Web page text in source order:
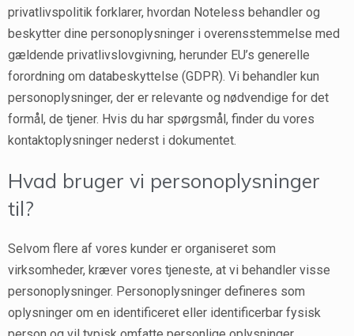
privatlivspolitik forklarer, hvordan Noteless behandler og
beskytter dine personoplysninger i overensstemmelse med
gældende privatlivslovgivning, herunder EU’s generelle
forordning om databeskyttelse (GDPR). Vi behandler kun
personoplysninger, der er relevante og nødvendige for det
formål, de tjener. Hvis du har spørgsmål, finder du vores
kontaktoplysninger nederst i dokumentet.
Hvad bruger vi personoplysninger
til?
Selvom flere af vores kunder er organiseret som
virksomheder, kræver vores tjeneste, at vi behandler visse
personoplysninger. Personoplysninger defineres som
oplysninger om en identificeret eller identificerbar fysisk